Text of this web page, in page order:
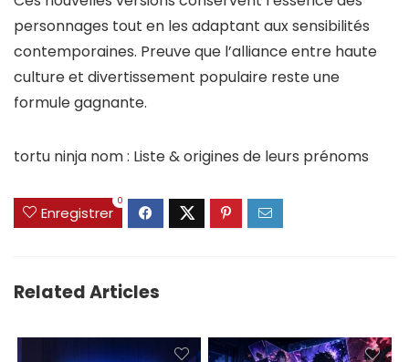
personnages tout en les adaptant aux sensibilités
contemporaines. Preuve que l’alliance entre haute
culture et divertissement populaire reste une
formule gagnante.
tortu ninja nom : Liste & origines de leurs prénoms
Enregistrer
0
Related Articles